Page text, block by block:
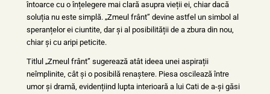
întoarce cu o înțelegere mai clară asupra vieții ei, chiar dacă
soluția nu este simplă. „Zmeul frânt” devine astfel un simbol al
speranțelor ei ciuntite, dar și al posibilității de a zbura din nou,
chiar și cu aripi peticite.
Titlul „Zmeul frânt” sugerează atât ideea unei aspirații
neîmplinite, cât și o posibilă renaștere. Piesa oscilează între
umor și dramă, evidențiind lupta interioară a lui Cati de a-și găsi